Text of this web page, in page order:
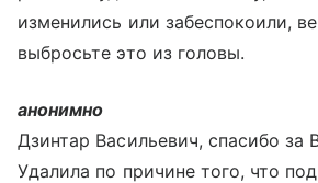
изменились или забеспокоили,
выбросьте это из головы.
анонимно
Дзинтар Васильевич, спасибо за
Удалила по причине того, что